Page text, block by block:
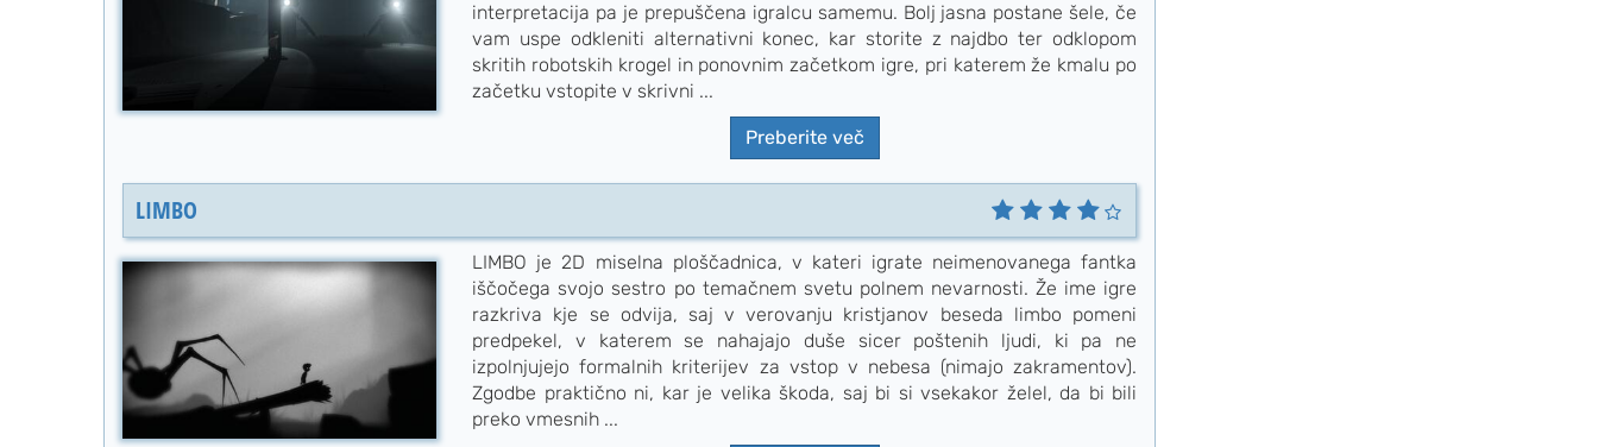
interpretacija pa je prepuščena igralcu samemu. Bolj jasna postane šele, če
vam uspe odkleniti alternativni konec, kar storite z najdbo ter odklopom
skritih robotskih krogel in ponovnim začetkom igre, pri katerem že kmalu po
začetku vstopite v skrivni ...
Preberite več
LIMBO
LIMBO je 2D miselna ploščadnica, v kateri igrate neimenovanega fantka
iščočega svojo sestro po temačnem svetu polnem nevarnosti. Že ime igre
razkriva kje se odvija, saj v verovanju kristjanov beseda limbo pomeni
predpekel, v katerem se nahajajo duše sicer poštenih ljudi, ki pa ne
izpolnjujejo formalnih kriterijev za vstop v nebesa (nimajo zakramentov).
Zgodbe praktično ni, kar je velika škoda, saj bi si vsekakor želel, da bi bili
preko vmesnih ...